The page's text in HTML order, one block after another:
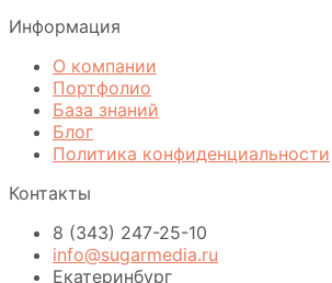
Информация
О компании
Портфолио
База знаний
Блог
Политика конфиденциальности
Контакты
8 (343) 247-25-10
info@sugarmedia.ru
Екатеринбург